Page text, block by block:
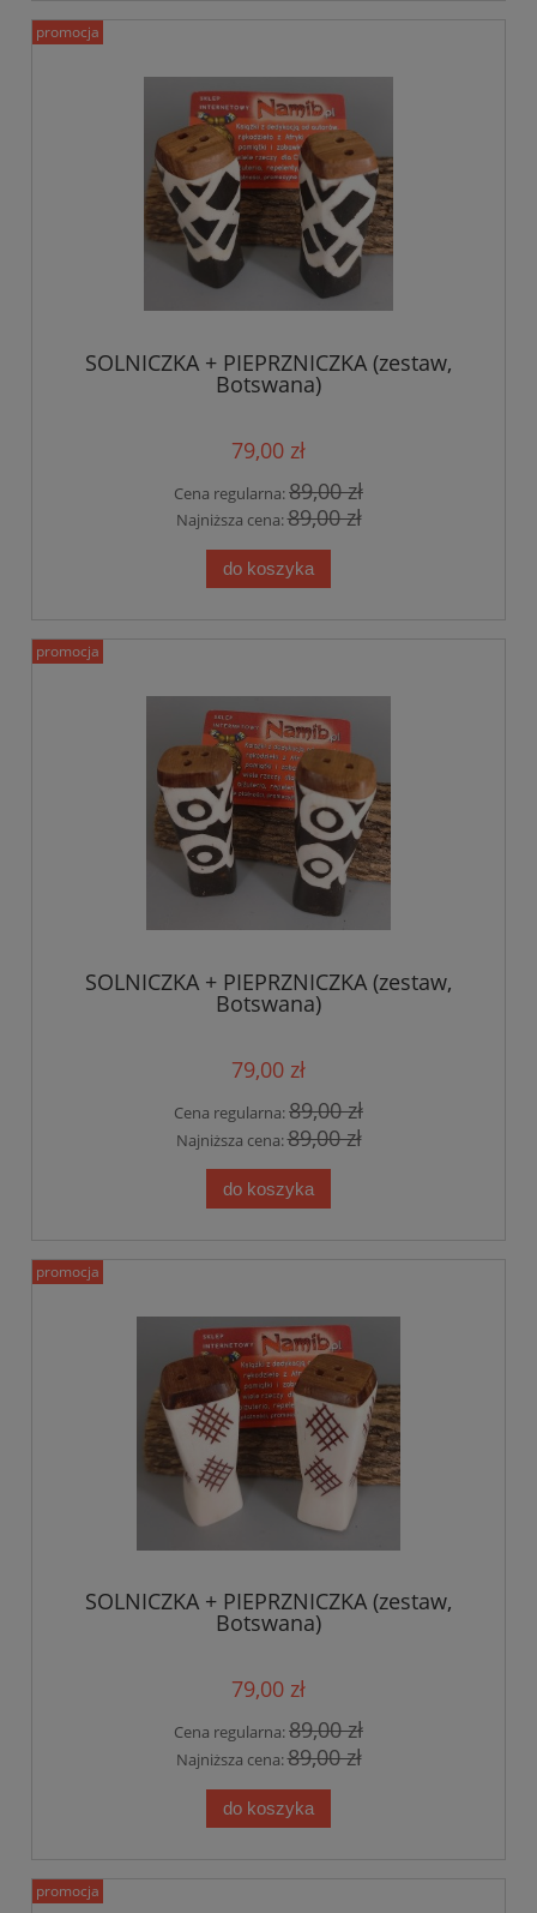
SOLNICZKA + PIEPRZNICZKA (zestaw,
Botswana)
79,00 zł
Cena regularna:89,00 zł
Najniższa cena:89,00 zł
do koszyka
promocja
SOLNICZKA + PIEPRZNICZKA (zestaw,
Botswana)
79,00 zł
Cena regularna:89,00 zł
Najniższa cena:89,00 zł
do koszyka
promocja
SOLNICZKA + PIEPRZNICZKA (zestaw,
Botswana)
79,00 zł
Cena regularna:89,00 zł
Najniższa cena:89,00 zł
do koszyka
promocja
promocja